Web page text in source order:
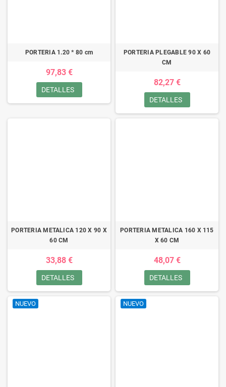
PORTERIA 1.20 * 80 cm
97,83 €
DETALLES
PORTERIA PLEGABLE 90 X 60
CM
82,27 €
DETALLES
PORTERIA METALICA 120 X 90 X
60 CM
33,88 €
DETALLES
PORTERIA METALICA 160 X 115
X 60 CM
48,07 €
DETALLES
NUEVO NUEVO